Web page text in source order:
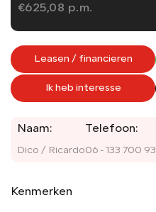
€625,08 p.m.
Leasen / financieren
Ik heb interesse
Naam:
Dico / Ricardo
Telefoon:
06 - 133 700 93
Kenmerken